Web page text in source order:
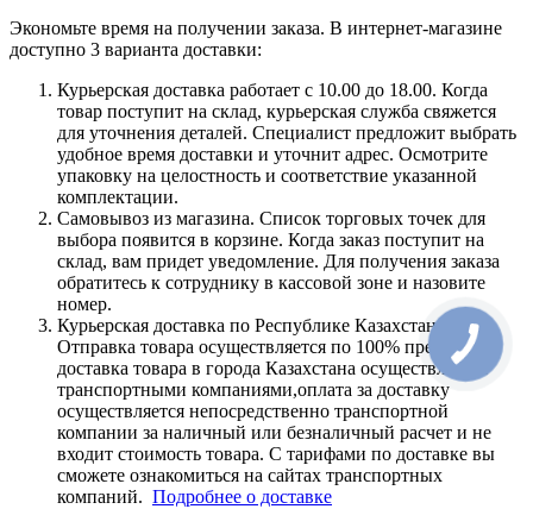
Экономьте время на получении заказа. В интернет-магазине
доступно 3 варианта доставки:
Курьерская доставка работает с 10.00 до 18.00. Когда
товар поступит на склад, курьерская служба свяжется
для уточнения деталей. Специалист предложит выбрать
удобное время доставки и уточнит адрес. Осмотрите
упаковку на целостность и соответствие указанной
комплектации.
Самовывоз из магазина. Список торговых точек для
выбора появится в корзине. Когда заказ поступит на
склад, вам придет уведомление. Для получения заказа
обратитесь к сотруднику в кассовой зоне и назовите
номер.
Курьерская доставка по Республике Казахстан.
Отправка товара осуществляется по 100% предоплате,
доставка товара в города Казахстана осуществляется
транспортными компаниями,оплата за доставку
осуществляется непосредственно транспортной
компании за наличный или безналичный расчет и не
входит стоимость товара. С тарифами по доставке вы
сможете ознакомиться на сайтах транспортных
компаний. Подробнее о доставке